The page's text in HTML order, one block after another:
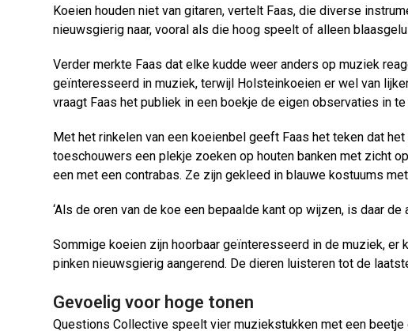
Koeien houden niet van gitaren, vertelt Faas, die diverse
nieuwsgierig naar, vooral als die hoog speelt of alleen
Verder merkte Faas dat elke kudde weer anders op muziek
geïnteresseerd in muziek, terwijl Holsteinkoeien er wel van
vraagt Faas het publiek in een boekje de eigen observaties in
Met het rinkelen van een koeienbel geeft Faas het teken dat
toeschouwers een plekje zoeken op houten banken met zicht
een met een contrabas. Ze zijn gekleed in blauwe kostuums
‘Als de oren van de koe een bepaalde kant op wijzen, is daar
Sommige koeien zijn hoorbaar geïnteresseerd in de muziek,
pinken nieuwsgierig aangerend. De dieren luisteren tot de
Gevoelig voor hoge tonen
Questions Collective speelt vier muziekstukken met een